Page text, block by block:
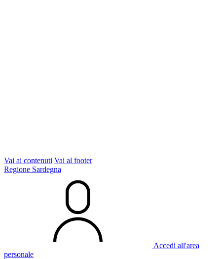
Vai ai contenuti Vai al footer
Regione Sardegna
Accedi all'area
personale